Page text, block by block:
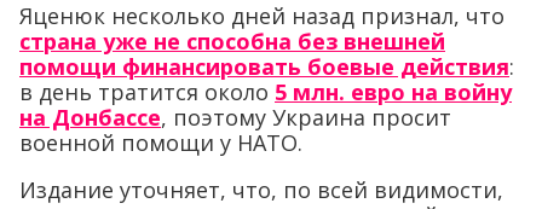
Яценюк несколько дней назад признал, что
страна уже не способна без внешней
помощи финансировать боевые действия:
в день тратится около 5 млн. евро на войну
на Донбассе, поэтому Украина просит
военной помощи у НАТО.
Издание уточняет, что, по всей видимости,